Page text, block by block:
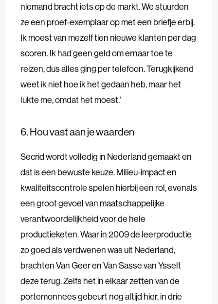
niemand bracht iets op de markt. We stuurden
ze een proef-exemplaar op met een briefje erbij.
Ik moest van mezelf tien nieuwe klanten per dag
scoren. Ik had geen geld om ernaar toe te
reizen, dus alles ging per telefoon. Terugkijkend
weet ik niet hoe ik het gedaan heb, maar het
lukte me, omdat het moest.’
6. Hou vast aan je waarden
Secrid wordt volledig in Nederland gemaakt en
dat is een bewuste keuze. Milieu-impact en
kwaliteitscontrole spelen hierbij een rol, evenals
een groot gevoel van maatschappelijke
verantwoordelijkheid voor de hele
productieketen. Waar in 2009 de leerproductie
zo goed als verdwenen was uit Nederland,
brachten Van Geer en Van Sasse van Ysselt
deze terug. Zelfs het in elkaar zetten van de
portemonnees gebeurt nog altijd hier, in drie